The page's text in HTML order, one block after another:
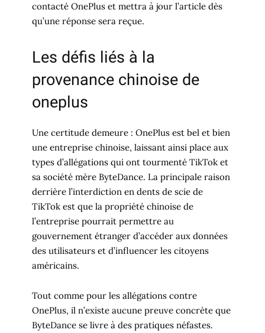
contacté OnePlus et mettra à jour l’article dès
qu’une réponse sera reçue.
Les défis liés à la
provenance chinoise de
oneplus
Une certitude demeure : OnePlus est bel et bien
une entreprise chinoise, laissant ainsi place aux
types d’allégations qui ont tourmenté TikTok et
sa société mère ByteDance. La principale raison
derrière l’interdiction en dents de scie de
TikTok est que la propriété chinoise de
l’entreprise pourrait permettre au
gouvernement étranger d’accéder aux données
des utilisateurs et d’influencer les citoyens
américains.
Tout comme pour les allégations contre
OnePlus, il n’existe aucune preuve concrète que
ByteDance se livre à des pratiques néfastes.